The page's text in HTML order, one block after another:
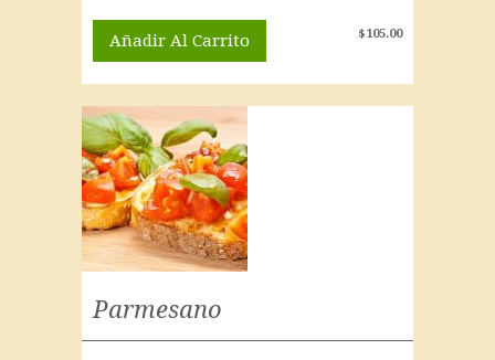
$105.00
Añadir Al Carrito
Parmesano